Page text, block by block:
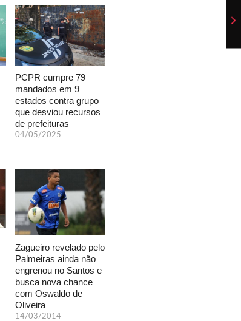
PCPR cumpre 79
mandados em 9
estados contra grupo
que desviou recursos
de prefeituras
04/05/2025
Zagueiro revelado pelo
Palmeiras ainda não
engrenou no Santos e
busca nova chance
com Oswaldo de
Oliveira
14/03/2014